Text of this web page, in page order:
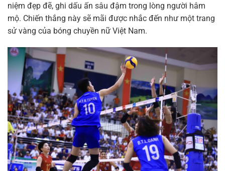
niệm đẹp đẽ, ghi dấu ấn sâu đậm trong lòng người hâm
mộ. Chiến thắng này sẽ mãi được nhắc đến như một trang
sử vàng của bóng chuyền nữ Việt Nam.